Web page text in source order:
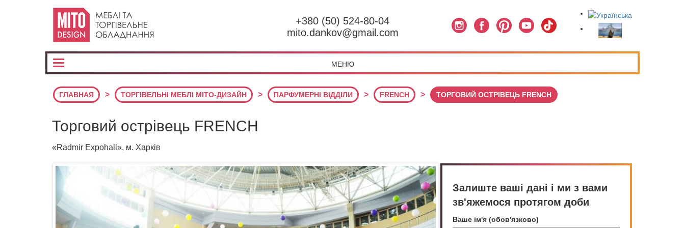
+380 (50) 524-80-04
mito.dankov@gmail.com
МЕНЮ
ГЛАВНАЯ > ТОРГІВЕЛЬНІ МЕБЛІ МІТО-ДИЗАЙН > ПАРФУМЕРНІ ВІДДІЛИ > FRENCH > ТОРГОВИЙ ОСТРІВЕЦЬ FRENCH
Торговий острівець FRENCH
«Radmir Expohall», м. Харків
Залиште ваші дані і ми з вами
зв'яжемося протягом доби
Ваше ім'я (обов'язково)